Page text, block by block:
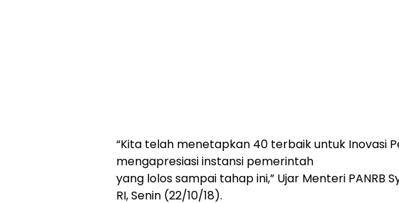
“Kita telah menetapkan 40 terbaik untuk Inovasi
mengapresiasi instansi pemerintah
yang lolos sampai tahap ini,” Ujar Menteri PANRB
RI, Senin (22/10/18).